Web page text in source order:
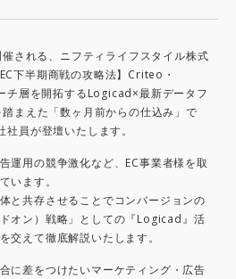
される、ニフティライフスタイル株式
下半期商戦の攻略法】Criteo・
チ層を開拓するLogicad×最新データフ
まえた「数ヶ月前からの仕込み」で
員が登壇いたします。
運用の競争激化など、EC事業者様を取
います。
と共存させることでコンバージョンの
オン）戦略」としての『Logicad』活
交えて徹底解説いたします。
に差をつけたいマーケティング・広告